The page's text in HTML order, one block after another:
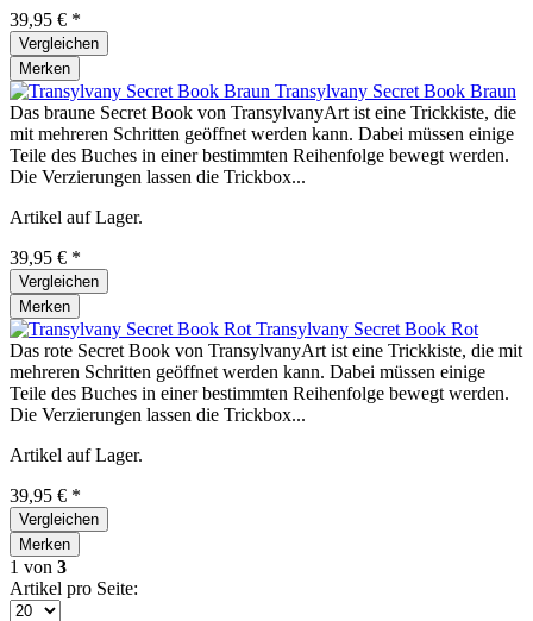
39,95 € *
Vergleichen
Merken
Transylvany Secret Book Braun
Das braune Secret Book von TransylvanyArt ist eine Trickkiste, die
mit mehreren Schritten geöffnet werden kann. Dabei müssen einige
Teile des Buches in einer bestimmten Reihenfolge bewegt werden.
Die Verzierungen lassen die Trickbox...
Artikel auf Lager.
39,95 € *
Vergleichen
Merken
Transylvany Secret Book Rot
Das rote Secret Book von TransylvanyArt ist eine Trickkiste, die mit
mehreren Schritten geöffnet werden kann. Dabei müssen einige
Teile des Buches in einer bestimmten Reihenfolge bewegt werden.
Die Verzierungen lassen die Trickbox...
Artikel auf Lager.
39,95 € *
Vergleichen
Merken
1 von 3
Artikel pro Seite: